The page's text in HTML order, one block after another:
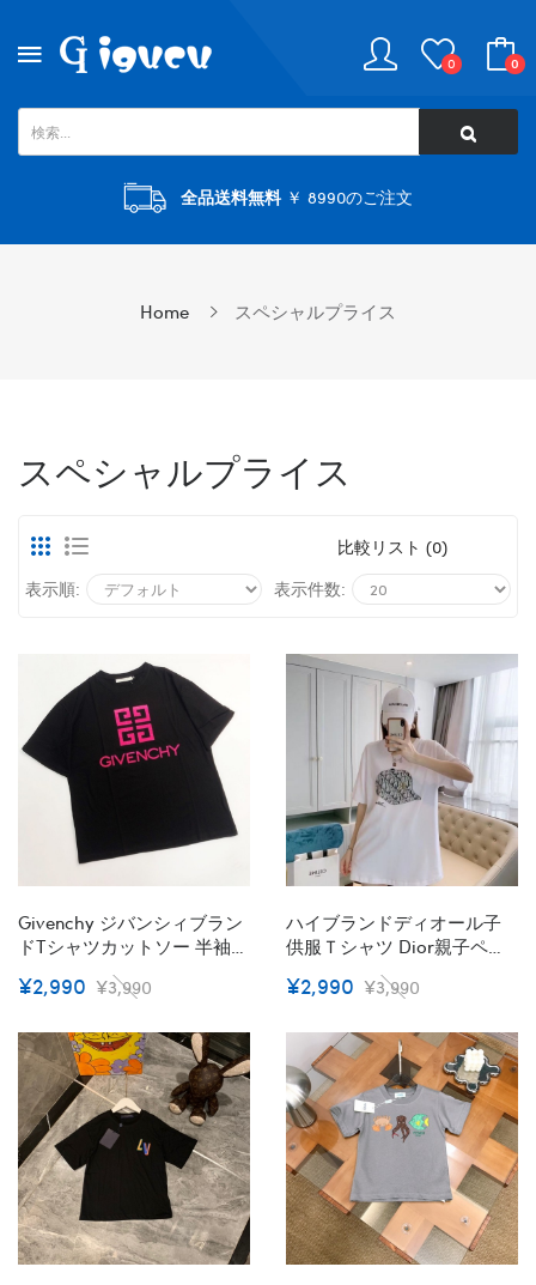
0 0
全品送料無料￥ 8990のご注文
Home スペシャルプライス
スペシャルプライス
比較リスト (0)
表示順:
表示件数:
Givenchy ジバンシィブラン
ドtシャツカットソー 半袖ｔ
シャツ コピー ブランド子供
Tシャツ 90¬160CM オーバ
上着 カジュアル 20代 30代
40代tシャツ 激安パロディ
S¬3XL
¥2,990 ¥3,990
ハイブランドディオール子
供服ｔシャツ Dior親子ペア
ルック メンズ 半袖t シャツ
可愛い おそろい 親子服 親子
袖 激安 大きいサイズ S M L
XL 2XL 3XL 出産祝い 記念日
プレゼント 可愛い
¥2,990 ¥3,990